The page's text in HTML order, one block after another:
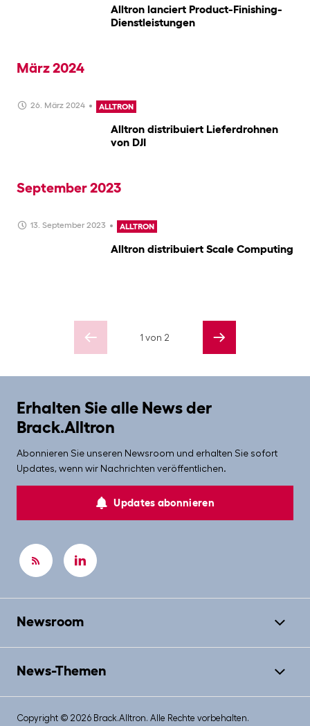
Alltron lanciert Product-Finishing-
Dienstleistungen
März 2024
26. März 2024 ALLTRON
Alltron distribuiert Lieferdrohnen
von DJI
September 2023
13. September 2023 ALLTRON
Alltron distribuiert Scale Computing
1 von 2
Erhalten Sie alle News der
Brack.Alltron
Abonnieren Sie unseren Newsroom und erhalten Sie sofort
Updates, wenn wir Nachrichten veröffentlichen.
Updates abonnieren
Newsroom
News-Themen
Copyright © 2026 Brack.Alltron. Alle Rechte vorbehalten.